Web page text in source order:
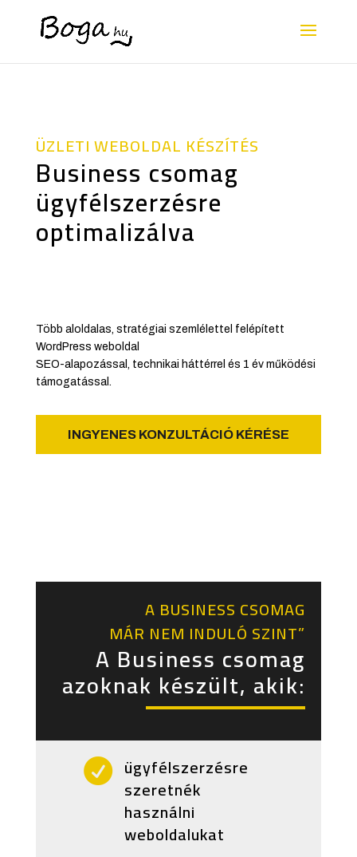
ÜZLETI WEBOLDAL KÉSZÍTÉS
Business csomag
ügyfélszerzésre
optimalizálva
Több aloldalas, stratégiai szemlélettel felépített
WordPress weboldal
SEO-alapozással, technikai háttérrel és 1 év működési
támogatással.
INGYENES KONZULTÁCIÓ KÉRÉSE
A BUSINESS CSOMAG
MÁR NEM INDULÓ SZINT”
A Business csomag
azoknak készült, akik:
 ügyfélszerzésre
szeretnék
használni
weboldalukat